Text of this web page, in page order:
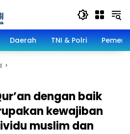
Daerah TNI & Polri
dengan baik
kewajiban
muslim dan